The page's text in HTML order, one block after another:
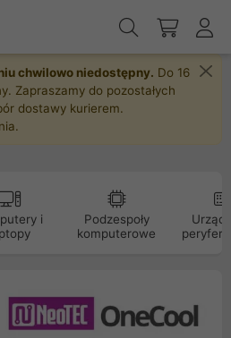
chwilowo niedostępny. Do 16
Zapraszamy do pozostałych
dostawy kurierem.
i
Podzespoły
komputerowe